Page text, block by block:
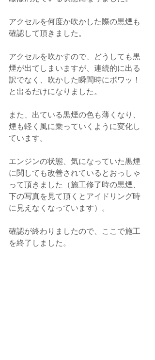
アクセルを何度か吹かした際の黒煙も
確認して頂きました。
アクセルを吹かすので、どうしても黒
煙が出てしまいますが、連続的に出る
訳でなく、吹かした瞬間時にボワッ！
と出るだけになりました。
また、出ている黒煙の色も薄くなり、
煙も軽く風に乗っていくように変化し
ています。
エンジンの状態、気になっていた黒煙
に関しても改善されているとおっしゃ
って頂きました（施工修了時の黒煙、
下の写真を見て頂くとアイドリング時
に見えなくなっています）。
確認が終わりましたので、ここで施工
を終了しました。